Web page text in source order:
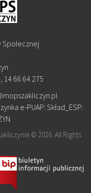
Społecznej
14 66 64 275
e-PUAP: Skład_ESP:
© 2026. All Rights